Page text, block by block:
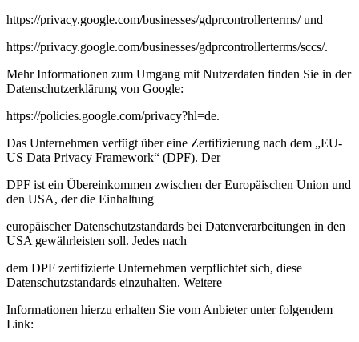
https://privacy.google.com/businesses/gdprcontrollerterms/und
https://privacy.google.com/businesses/gdprcontrollerterms/sccs/.
Mehr Informationen zum Umgang mit Nutzerdaten finden Sie in der
Datenschutzerklärung von Google:
https://policies.google.com/privacy?hl=de.
Das Unternehmen verfügt über eine Zertifizierung nach dem „EU-
US Data Privacy Framework“ (DPF). Der
DPF ist ein Übereinkommen zwischen der Europäischen Union und
den USA, der die Einhaltung
europäischer Datenschutzstandards bei Datenverarbeitungen in den
USA gewährleisten soll. Jedes nach
dem DPF zertifizierte Unternehmen verpflichtet sich, diese
Datenschutzstandards einzuhalten. Weitere
Informationen hierzu erhalten Sie vom Anbieter unter folgendem
Link: